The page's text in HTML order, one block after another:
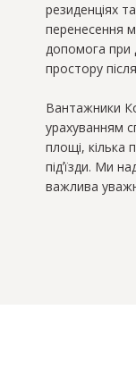
резиденціях
перенесення
допомога при
простору
Вантажники
урахуванням
площі, кілька
підʼїзди. Ми
важлива